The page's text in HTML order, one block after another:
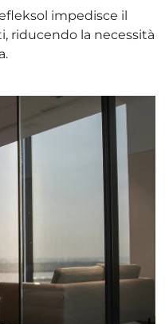
impedisce il
riducendo la necessità